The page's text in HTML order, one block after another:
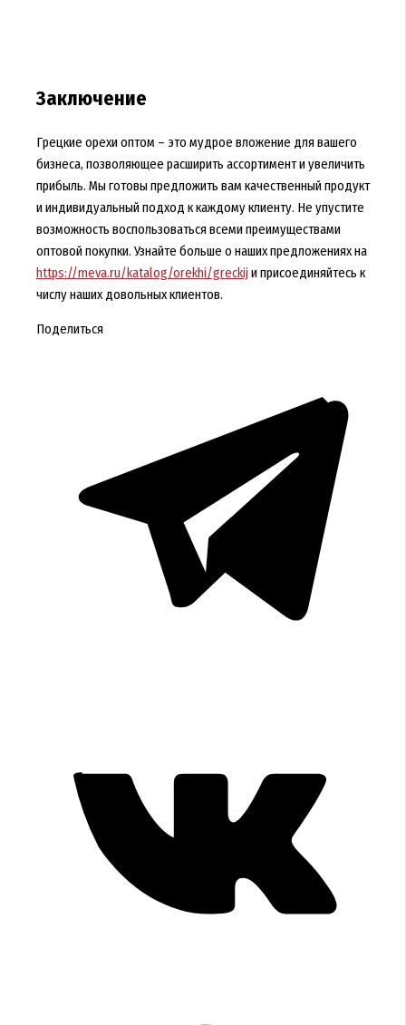
Заключение
Грецкие орехи оптом – это мудрое вложение для вашего
бизнеса, позволяющее расширить ассортимент и увеличить
прибыль. Мы готовы предложить вам качественный продукт
и индивидуальный подход к каждому клиенту. Не упустите
возможность воспользоваться всеми преимуществами
оптовой покупки. Узнайте больше о наших предложениях на
https://meva.ru/katalog/orekhi/greckij и присоединяйтесь к
числу наших довольных клиентов.
Поделиться